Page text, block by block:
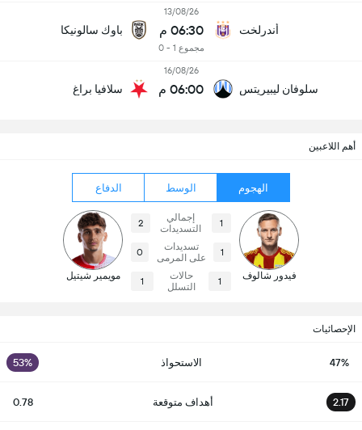
أندرلخت
13/08/26
06:30 م
مجموع 1 - 0
باوك سالونيكا
سلوفان ليبيريتس
16/08/26
06:00 م سلافيا براغ
أهم اللاعبين
الهجوم الوسط الدفاع
فيدور شالوف
1
إجمالي
التسديدات
2
1
تسديدات
على المرمى
0
1
حالات
التسلل
1 مويمير شيتيل
الإحصائيات
47% الاستحواذ 53%
2.17 أهداف متوقعة 0.78